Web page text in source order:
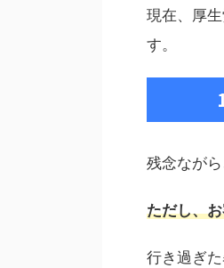
現在、厚
す。
残念なが
ただし、
行き過ぎ